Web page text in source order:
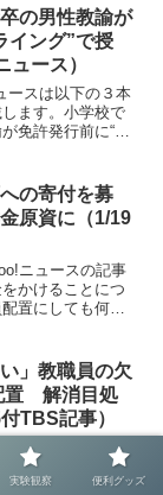
業時間数を確保
の男性教諭が
イング”で授
ース）
ースは以下の３本
ます。小学校で
免許発行前に“フ
小樽市（10：22
の寄付を募
原資に（1/19
ニュースの記事
かけることにつ
置にしても何に
う試算もあります
」教職員の欠
置 解消目処
TBS記事）
、採用倍率の低
化、採用試験の
二次募集など、
実験観察 便利グッズ